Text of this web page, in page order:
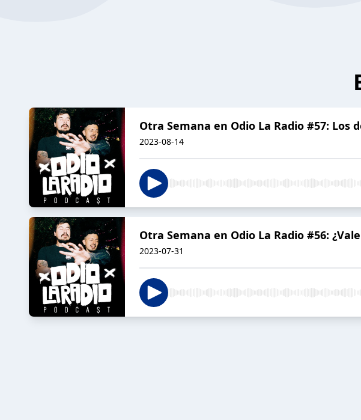
Otra Semana en Odio La Radio #57:
2023-08-14
Otra Semana en Odio La Radio #56:
2023-07-31